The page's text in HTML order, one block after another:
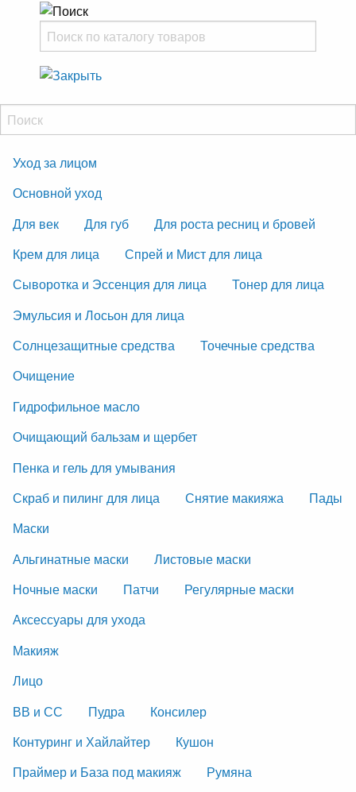
Уход за лицом
Основной уход
Для век
Для губ
Для роста ресниц и бровей
Крем для лица
Спрей и Мист для лица
Сыворотка и Эссенция для лица
Тонер для лица
Эмульсия и Лосьон для лица
Солнцезащитные средства
Точечные средства
Очищение
Гидрофильное масло
Очищающий бальзам и щербет
Пенка и гель для умывания
Скраб и пилинг для лица
Снятие макияжа
Пады
Маски
Альгинатные маски
Листовые маски
Ночные маски
Патчи
Регулярные маски
Аксессуары для ухода
Макияж
Лицо
ВВ и СС
Пудра
Консилер
Контуринг и Хайлайтер
Кушон
Праймер и База под макияж
Румяна